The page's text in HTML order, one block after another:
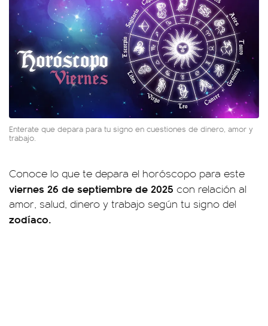
Enterate que depara para tu signo en cuestiones de dinero, amor y
trabajo.
Conoce lo que te depara el horóscopo para este
viernes 26 de septiembre de 2025 con relación al
amor, salud, dinero y trabajo según tu signo del
zodíaco.